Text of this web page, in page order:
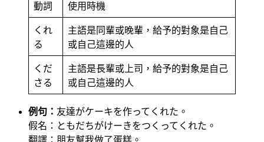
動詞 使用時機
くれ
る
主語是同輩或晚輩，給予的對象是自己
或自己這邊的人
くだ
さる
主語是長輩或上司，給予的對象是自己
或自己這邊的人
例句： 友達がケーキを作ってくれた。
假名：ともだちがけーきをつくってくれた。
翻譯：朋友幫我做了蛋糕。